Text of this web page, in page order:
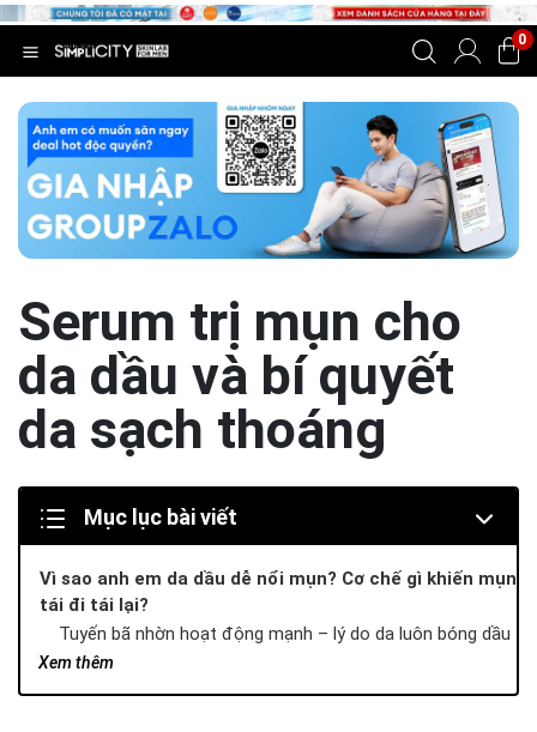
0
Serum trị mụn cho
da dầu và bí quyết
da sạch thoáng
Mục lục bài viết
Xem thêm
Vì sao anh em da dầu dễ nổi mụn? Cơ chế gì khiến mụn
tái đi tái lại?
Tuyến bã nhờn hoạt động mạnh – lý do da luôn bóng dầu
Bít tắc lỗ chân lông – nguyên nhân gây mụn phổ biến
nhất